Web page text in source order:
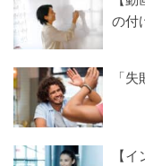
の付
「
【